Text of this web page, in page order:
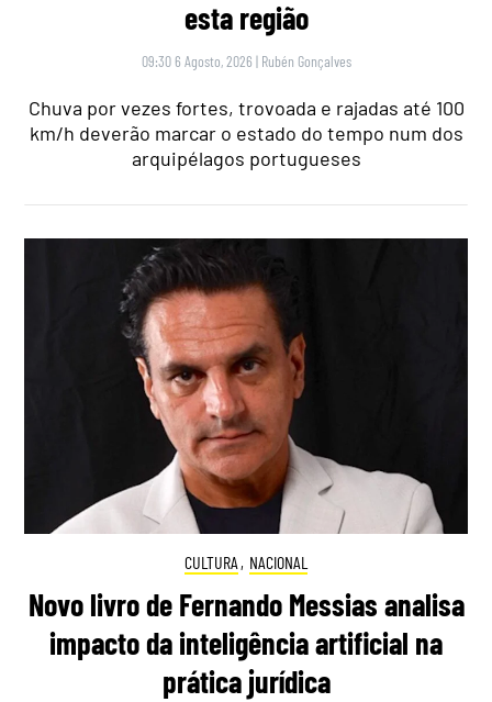
esta região
09:30 6 Agosto, 2026 | Rubén Gonçalves
Chuva por vezes fortes, trovoada e rajadas até 100
km/h deverão marcar o estado do tempo num dos
arquipélagos portugueses
CULTURA , NACIONAL
Novo livro de Fernando Messias analisa
impacto da inteligência artificial na
prática jurídica